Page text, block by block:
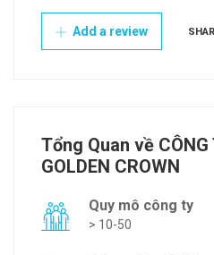
Add a review
Tổng Quan về CÔNG
GOLDEN CROWN
Quy mô công ty
> 10-50